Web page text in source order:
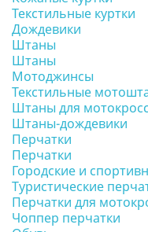
Текстильные куртки
Дождевики
Штаны
Штаны
Мотоджинсы
Текстильные
Штаны для
Штаны-дождевики
Перчатки
Перчатки
Городские и
Туристические
Перчатки для
Чоппер перчатки